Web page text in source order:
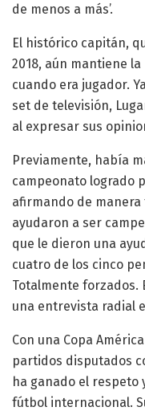
de menos a más’.
El histórico capitán,
2018, aún mantiene
cuando era jugador.
set de televisión,
al expresar sus
Previamente, había
campeonato logrado
afirmando de manera
ayudaron a ser
que le dieron una
cuatro de los cinco
Totalmente forzados.
una entrevista radial
Con una Copa
partidos disputados
ha ganado el respeto
fútbol internacional.